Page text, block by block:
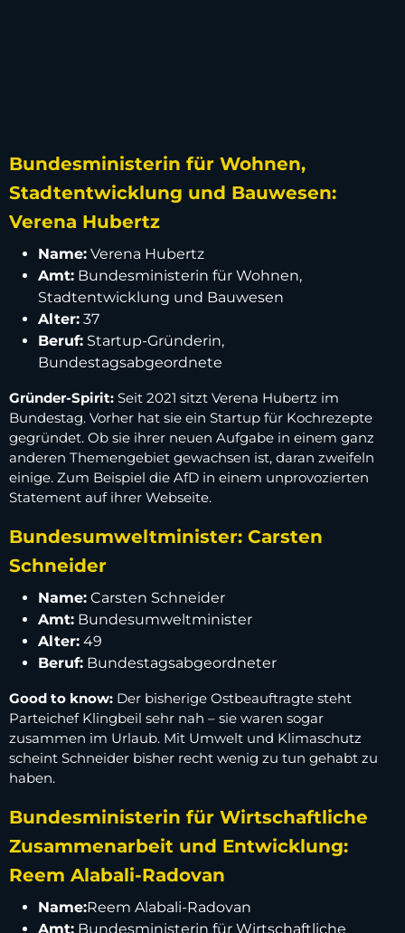
Bundesministerin für Wohnen,
Stadtentwicklung und Bauwesen:
Verena Hubertz
Name: Verena Hubertz
Amt: Bundesministerin für Wohnen,
Stadtentwicklung und Bauwesen
Alter: 37
Beruf: Startup-Gründerin,
Bundestagsabgeordnete
Gründer-Spirit: Seit 2021 sitzt Verena Hubertz im
Bundestag. Vorher hat sie ein Startup für Kochrezepte
gegründet. Ob sie ihrer neuen Aufgabe in einem ganz
anderen Themengebiet gewachsen ist, daran zweifeln
einige. Zum Beispiel die AfD in einem unprovozierten
Statement auf ihrer Webseite.
Bundesumweltminister: Carsten
Schneider
Name: Carsten Schneider
Amt: Bundesumweltminister
Alter: 49
Beruf: Bundestagsabgeordneter
Good to know: Der bisherige Ostbeauftragte steht
Parteichef Klingbeil sehr nah – sie waren sogar
zusammen im Urlaub. Mit Umwelt und Klimaschutz
scheint Schneider bisher recht wenig zu tun gehabt zu
haben.
Bundesministerin für Wirtschaftliche
Zusammenarbeit und Entwicklung:
Reem Alabali-Radovan
Name:Reem Alabali-Radovan
Amt: Bundesministerin für Wirtschaftliche